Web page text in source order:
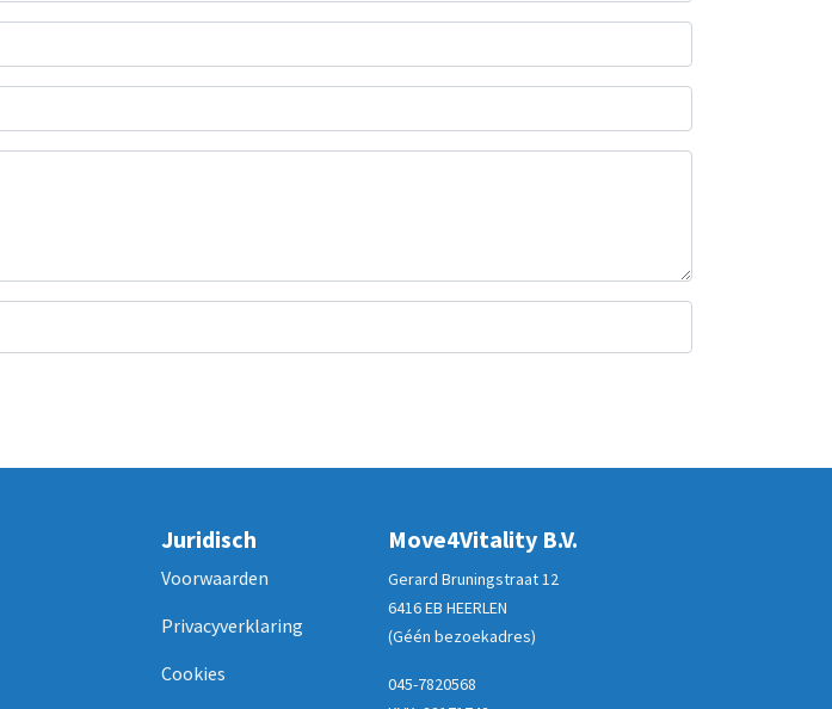
Juridisch
Voorwaarden
Privacyverklaring
Cookies
Move4Vitality B.V.
Gerard Bruningstraat 12
6416 EB HEERLEN
(Géén bezoekadres)
045-7820568